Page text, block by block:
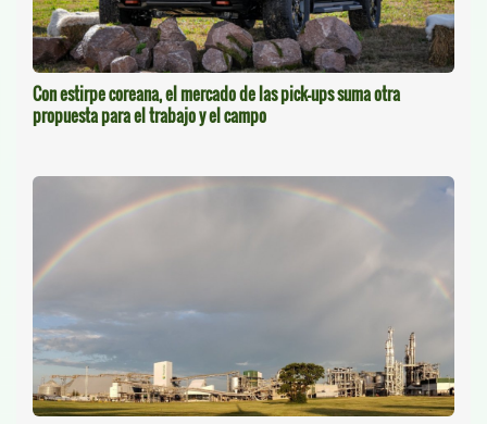
Con estirpe coreana, el mercado de las pick-ups suma otra
propuesta para el trabajo y el campo